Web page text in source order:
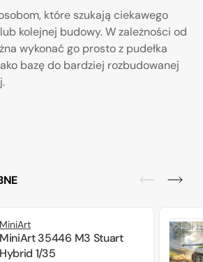
które szukają ciekawego
kolejnej budowy. W zależności od
wykonać go prosto z pudełka
bazę do bardziej rozbudowanej
MiniArt
MiniArt 35446 M3 Stuart
Hybrid 1/35